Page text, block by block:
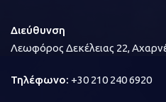
Διεύθυνση
Λεωφόρος Δεκέλειας 22,
Τηλέφωνο: +30 210 240 6920